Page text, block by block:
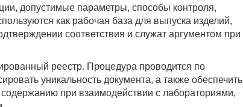
допустимые параметры, способы контроля,
как рабочая база для выпуска изделий,
соответствия и служат аргументом при
реестр. Процедура проводится по
уникальность документа, а также обеспечить
при взаимодействии с лабораториями,